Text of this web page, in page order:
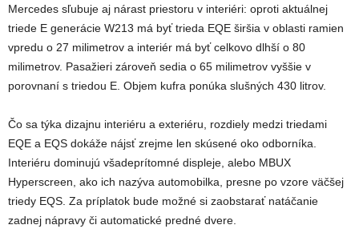
Mercedes sľubuje aj nárast priestoru v interiéri: oproti aktuálnej
triede E generácie W213 má byť trieda EQE širšia v oblasti ramien
vpredu o 27 milimetrov a interiér má byť celkovo dlhší o 80
milimetrov. Pasažieri zároveň sedia o 65 milimetrov vyššie v
porovnaní s triedou E. Objem kufra ponúka slušných 430 litrov.
Čo sa týka dizajnu interiéru a exteriéru, rozdiely medzi triedami
EQE a EQS dokáže nájsť zrejme len skúsené oko odborníka.
Interiéru dominujú všadeprítomné displeje, alebo MBUX
Hyperscreen, ako ich nazýva automobilka, presne po vzore väčšej
triedy EQS. Za príplatok bude možné si zaobstarať natáčanie
zadnej nápravy či automatické predné dvere.